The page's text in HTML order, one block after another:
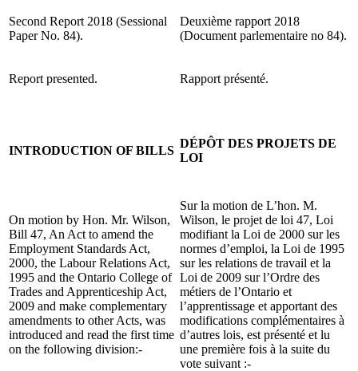
Second Report 2018 (Sessional
Paper No. 84).
Deuxième rapport 2018
(Document parlementaire no 84).
Report presented. Rapport présenté.
INTRODUCTION OF BILLS
DÉPÔT DES PROJETS DE
LOI
On motion by Hon. Mr. Wilson,
Bill 47, An Act to amend the
Employment Standards Act,
2000, the Labour Relations Act,
1995 and the Ontario College of
Trades and Apprenticeship Act,
2009 and make complementary
amendments to other Acts, was
introduced and read the first time
on the following division:-
Sur la motion de L’hon. M.
Wilson, le projet de loi 47, Loi
modifiant la Loi de 2000 sur les
normes d’emploi, la Loi de 1995
sur les relations de travail et la
Loi de 2009 sur l’Ordre des
métiers de l’Ontario et
l’apprentissage et apportant des
modifications complémentaires à
d’autres lois, est présenté et lu
une première fois à la suite du
vote suivant :-